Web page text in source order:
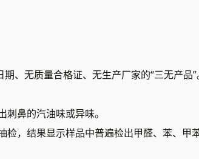
、无质量合格证、无生产厂家的“三无产品”
鼻的汽油味或异味。
检，结果显示样品中普遍检出甲醛、苯、甲